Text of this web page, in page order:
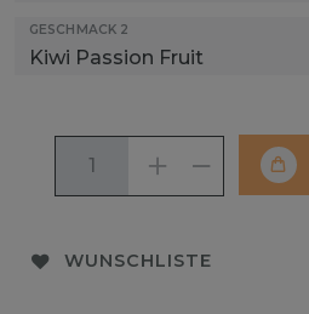
GESCHMACK 2
WUNSCHLISTE